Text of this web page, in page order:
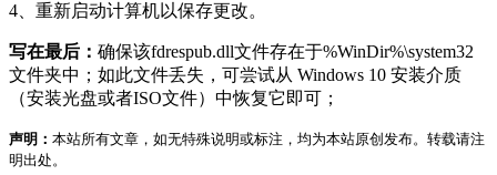
4、重新启动计算机以保存更改。
写在最后： 确保该fdrespub.dll文件存在于%WinDir%\system32
文件夹中；如此文件丢失，可尝试从 Windows 10 安装介质
（安装光盘或者ISO文件）中恢复它即可；
声明： 本站所有文章，如无特殊说明或标注，均为本站原创发布。转载请注
明出处。